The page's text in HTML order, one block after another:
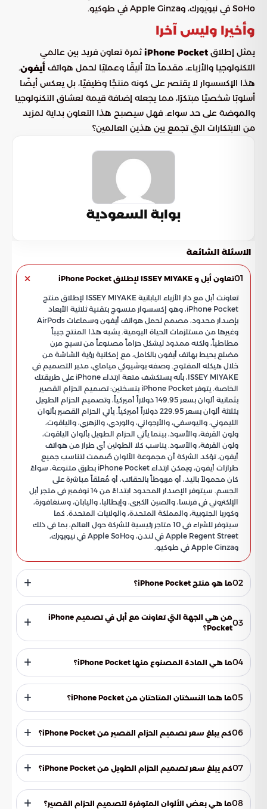
SoHo في نيويورك، وApple Ginza في طوكيو.
وأخيرا وليس آخرا
يمثل إطلاق iPhone Pocketثمرة تعاون فريد بين عالمي
التكنولوجيا والأزياء، مقدماً حلاً أنيقًا وعمليًا لحمل هواتف أيفون.
هذا الإكسسوار لا يقتصر على كونه منتجًا وظيفيًا، بل يعكس أيضًا
أسلوبًا شخصيًا مبتكرًا، مما يجعله إضافة قيمة لعشاق التكنولوجيا
والموضة على حد سواء. فهل سيصبح هذا التعاون بداية لمزيد
من الابتكارات التي تجمع بين هذين العالمين؟
بوابة السعودية
الاسئلة الشائعة
01تعاون أبل و ISSEY MIYAKE لإطلاق iPhone Pocket
تعاونت أبل مع دار الأزياء اليابانية ISSEY MIYAKE لإطلاق منتج
iPhone Pocket، وهو إكسسوار منسوج بتقنية ثلاثية الأبعاد
بإصدار محدود، مصمم لحمل هواتف أيفون وسماعات AirPods
وغيرها من مستلزمات الحياة اليومية. يشبه هذا المنتج جيباً
مطاطياً، ولكنه ممدود ليشكل حزاماً مصنوعاً من نسيج مرن
مضلع يحيط بهاتف أيفون بالكامل، مع إمكانية رؤية الشاشة من
خلال هيكله المفتوح. وصفه يوشيوكي مياماي، مدير التصميم في
ISSEY MIYAKE، بأنه يستكشف متعة ارتداء iPhone على طريقتك
الخاصة. يتوفر iPhone Pocket بنسختين: تصميم الحزام القصير
بثمانية ألوان بسعر 149.95 دولاراً أميركياً، وتصميم الحزام الطويل
بثلاثة ألوان بسعر 229.95 دولاراً أميركياً. يأتي الحزام القصير بألوان
الليموني، واليوسفي، والأرجواني، والوردي، والزهري، والياقوت،
ولون القرفة، والأسود، بينما يأتي الحزام الطويل بألوان الياقوت،
ولون القرفة، والأسود. يناسب كلا الطولين أي طراز من هواتف
أيفون. تؤكد الشركة أن مجموعة الألوان صُممت لتناسب جميع
طرازات أيفون، ويمكن ارتداء iPhone Pocket بطرق متنوعة، سواءً
كان محمولاً باليد، أو مربوطاً بالحقائب، أو مُعلقاً مباشرة على
الجسم. سيتوفر الإصدار المحدود ابتداءً من 14 نوفمبر في متجر أبل
الإلكتروني في فرنسا، والصين الكبرى، وإيطاليا، واليابان، وسنغافورة،
وكوريا الجنوبية، والمملكة المتحدة، والولايات المتحدة. كما
سيتوفر للشراء في 10 متاجر رئيسية للشركة حول العالم، بما في ذلك
Apple Regent Street في لندن، وApple SoHo في نيويورك،
وApple Ginza في طوكيو.
02ما هو منتج iPhone Pocket؟
إكسسوار منسوج بتقنية ثلاثية الأبعاد بإصدار محدود، تم تصميمه
بالتعاون بين أبل و ISSEY MIYAKE لحمل هواتف أيفون، سماعات
AirPods، وغيرها من المستلزمات اليومية.03
من هي الجهة التي تعاونت مع أبل في تصميم iPhone
Pocket؟
دار الأزياء اليابانية ISSEY MIYAKE.
04ما هي المادة المصنوع منها iPhone Pocket؟
مصنوع من نسيج مرن مضلع.
05ما هما النسختان المتاحتان من iPhone Pocket؟
تصميم الحزام القصير بثمانية ألوان، وتصميم الحزام الطويل بثلاثة
ألوان.06كم يبلغ سعر تصميم الحزام القصير من iPhone Pocket؟
149.95 دولاراً أميركياً.
07كم يبلغ سعر تصميم الحزام الطويل من iPhone Pocket؟
229.95 دولاراً أميركياً.
08ما هي بعض الألوان المتوفرة لتصميم الحزام القصير؟